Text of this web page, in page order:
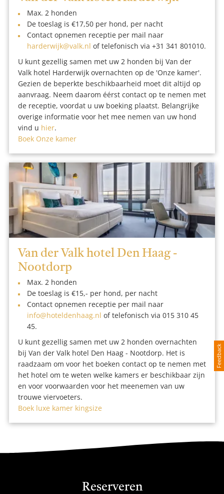
Max. 2 honden
De toeslag is €17,50 per hond, per nacht
Contact opnemen receptie per mail naar
harderwijk@valk.nl of telefonisch via +31 341 801010.
U kunt gezellig samen met uw 2 honden bij Van der
Valk hotel Harderwijk overnachten op de 'Onze kamer'.
Gezien de beperkte beschikbaarheid moet dit altijd op
aanvraag. Neem daarom éérst contact op te nemen met
de receptie, voordat u uw boeking plaatst. Belangrijke
overige informatie voor het mee nemen van uw hond
vind u hier.
Boek Onze kamer
Van der Valk hotel Den Haag -
Nootdorp
Max. 2 honden
De toeslag is €15,- per hond, per nacht
Contact opnemen receptie per mail naar
info@hoteldenhaag.nl of telefonisch via 015 310 45
45.
U kunt gezellig samen met uw 2 honden overnachten
bij Van der Valk hotel Den Haag - Nootdorp. Het is
raadzaam om voor het boeken contact op te nemen met
het hotel om te weten welke kamers er beschikbaar zijn
en voor voorwaarden voor het meenemen van uw
trouwe viervoeters.
Boek luxe kamer kingsize
Reserveren
Feedback